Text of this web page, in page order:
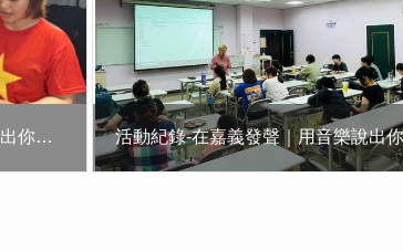
活動紀錄-在嘉義發聲｜用音樂說出你的故事